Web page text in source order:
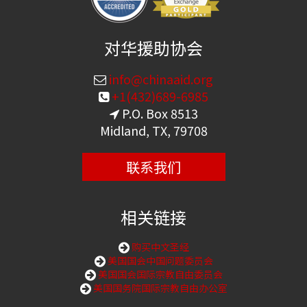
对华援助协会
info@chinaaid.org
+1(432)689-6985
P.O. Box 8513
Midland, TX, 79708
联系我们
相关链接
购买中文圣经
美国国会中国问题委员会
美国国会国际宗教自由委员会
美国国务院国际宗教自由办公室